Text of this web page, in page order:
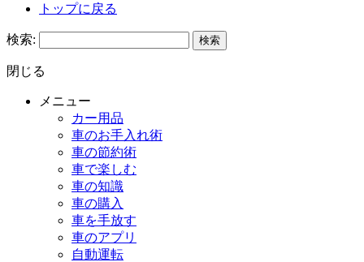
トップに戻る
検索:
閉じる
メニュー
カー用品
車のお手入れ術
車の節約術
車で楽しむ
車の知識
車の購入
車を手放す
車のアプリ
自動運転